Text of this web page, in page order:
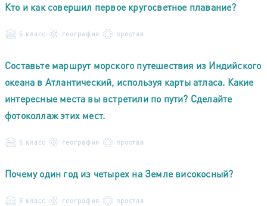
Кто и как совершил первое кругосветное плавание?
5 класс география простая
Составьте маршрут морского путешествия из Индийского
океана в Атлантический, используя карты атласа. Какие
интересные места вы встретили по пути? Сделайте
фотоколлаж этих мест.
5 класс география простая
Почему один год из четырех на Земле високосный?
5 класс география простая